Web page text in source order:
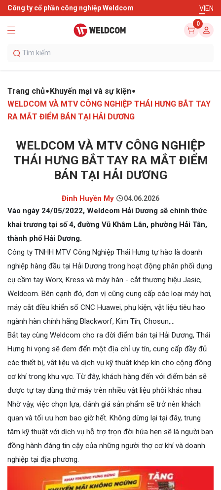
Công ty cổ phần công nghiệp Weldcom VIEN
0
Trang chủ Khuyến mại và sự kiện
WELDCOM VÀ MTV CÔNG NGHIỆP THÁI HƯNG BẮT TAY
RA MẮT ĐIỂM BÁN TẠI HẢI DƯƠNG
WELDCOM VÀ MTV CÔNG NGHIỆP
THÁI HƯNG BẮT TAY RA MẮT ĐIỂM
BÁN TẠI HẢI DƯƠNG
Đinh Huyền My 04.06.2026
Vào ngày 24/05/2022, Weldcom Hải Dương sẽ chính thức
khai trương tại số 4, đường Vũ Khâm Lân, phường Hải Tân,
thành phố Hải Dương.
Công ty TNHH MTV Công Nghiệp Thái Hưng tự hào là doanh
nghiệp hàng đầu tại Hải Dương trong hoạt động phân phối dụng
cụ cầm tay Worx, Kress và máy hàn - cắt thương hiệu Jasic,
Weldcom. Bên cạnh đó, đơn vị cũng cung cấp các loại máy hơi,
máy cắt điều khiển số CNC Huawei, phụ kiện, vật liệu tiêu hao
ngành hàn chính hãng Blackworf, Kim Tín, Chosun,...
Bắt tay cùng Weldcom cho ra đời điểm bán tại Hải Dương, Thái
Hưng hi vọng sẽ đem đến một địa chỉ uy tín, cung cấp đầy đủ
các thiết bị, vật liệu và dịch vụ kỹ thuật khép kín cho cộng đồng
cơ khí trong khu vực. Từ đây, khách hàng đến với điểm bán sẽ
được tự tay dùng thử máy trên nhiều vật liệu phôi khác nhau.
Nhờ vậy, việc chọn lựa, đánh giá sản phẩm sẽ trở nên khách
quan và tối ưu hơn bao giờ hết. Không dừng lại tại đây, trung
tâm kỹ thuật với dịch vụ hỗ trợ trọn đời hứa hẹn sẽ là người bạn
đồng hành đáng tin cậy của những người thợ cơ khí và doanh
nghiệp tại địa phương.